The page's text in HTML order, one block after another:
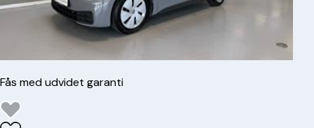
Fås med udvidet garanti